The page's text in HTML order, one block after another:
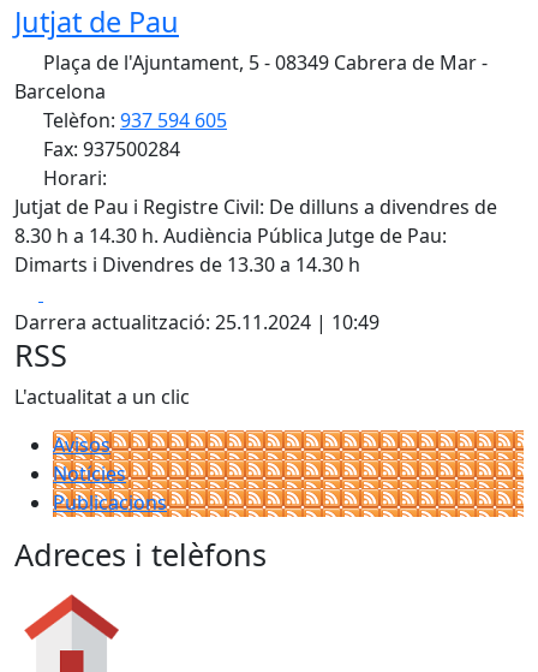
Jutjat de Pau
Plaça de l'Ajuntament, 5 - 08349 Cabrera de Mar -
Barcelona
Telèfon: 937 594 605
Fax: 937500284
Horari:
Jutjat de Pau i Registre Civil: De dilluns a divendres de
8.30 h a 14.30 h. Audiència Pública Jutge de Pau:
Dimarts i Divendres de 13.30 a 14.30 h
Darrera actualització: 25.11.2024 | 10:49
RSS
L'actualitat a un clic
Avisos
Notícies
Publicacions
Adreces i telèfons